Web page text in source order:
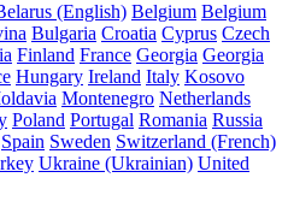
(English) Belgium Belgium
Bulgaria Croatia Cyprus Czech
Finland France Georgia Georgia
Hungary Ireland Italy Kosovo
Montenegro Netherlands
Poland Portugal Romania Russia
Spain Sweden Switzerland (French)
Ukraine (Ukrainian) United